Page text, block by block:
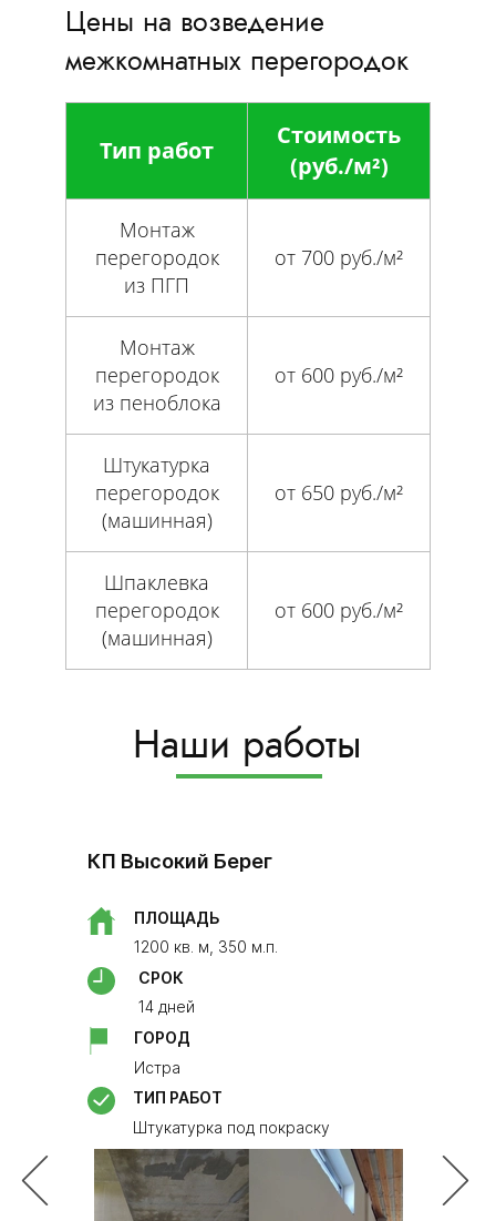
Цены на возведение
межкомнатных перегородок
Тип работ
Стоимость
(руб./м²)
Монтаж
перегородок
из ПГП
от 700 руб./м²
Монтаж
перегородок
из пеноблока
от 600 руб./м²
Штукатурка
перегородок
(машинная)
от 650 руб./м²
Шпаклевка
перегородок
(машинная)
от 600 руб./м²
Наши работы
​КП Высокий Берег
ПЛОЩАДЬ
1200 кв. м, 350 м.п.
СРОК
14 дней
ГОРОД
Истра
ТИП РАБОТ
Штукатурка под покраску